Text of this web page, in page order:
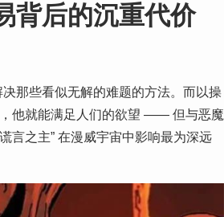
背后的沉重代价
那些看似无解的难题的方法。而以操
，他就能满足人们的欲望 —— 但与恶魔
言之主” 在漫威宇宙中影响最为深远